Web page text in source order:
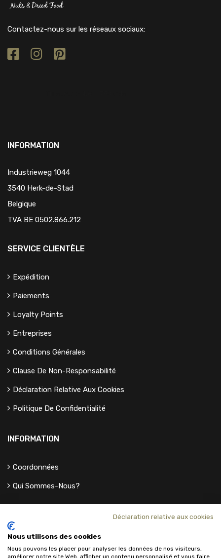
Contactez-nous sur les réseaux sociaux:
INFORMATION
Industrieweg 1044
3540 Herk-de-Stad
Belgique
TVA BE 0502.866.212
SERVICE CLIENTÈLE
Expédition
Paiements
Loyalty Points
Entreprises
Conditions Générales
Clause De Non-Responsabilité
Déclaration Relative Aux Cookies
Politique De Confidentialité
INFORMATION
Coordonnées
Qui Sommes-Nous?
Déclaration relative aux cookies
Nous utilisons des cookies
Nous pouvons les placer pour analyser les données de nos visiteurs,
améliorer notre site Web, afficher un contenu personnalisé et vous faire